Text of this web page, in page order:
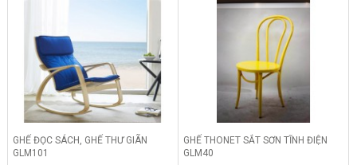
GHẾ ĐỌC SÁCH, GHẾ THƯ GIÃN
GLM101
GHẾ THONET SẮT SƠN TĨNH ĐIỆN
GLM40